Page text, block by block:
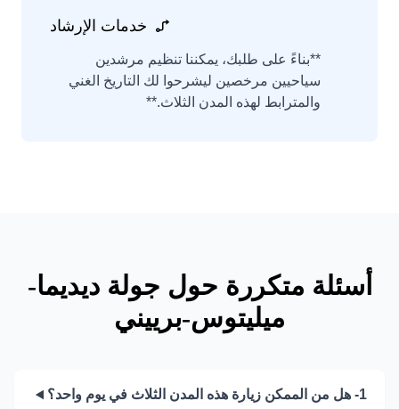
خدمات الإرشاد
**بناءً على طلبك، يمكننا تنظيم مرشدين
سياحيين مرخصين ليشرحوا لك التاريخ الغني
والمترابط لهذه المدن الثلاث.**
أسئلة متكررة حول جولة ديديما-
ميليتوس-برييني
1- هل من الممكن زيارة هذه المدن الثلاث في يوم واحد؟